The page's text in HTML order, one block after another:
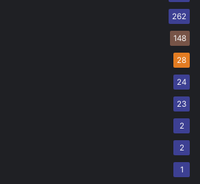
262
148
28
24
23
2
2
1